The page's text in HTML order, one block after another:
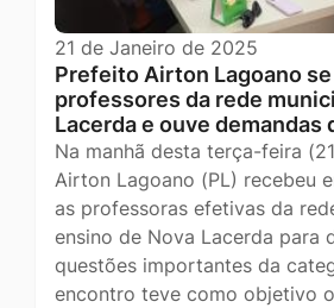
21 de Janeiro de 2025
Prefeito Airton Lagoano
professores da rede
Lacerda e ouve demandas
Na manhã desta terça-feira
Airton Lagoano (PL) recebeu
as professoras efetivas da
ensino de Nova Lacerda para
questões importantes da
encontro teve como objetivo